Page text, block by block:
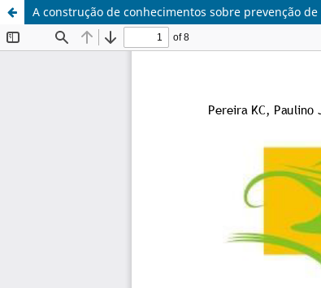
A construção de conhecimentos sobre prevenção